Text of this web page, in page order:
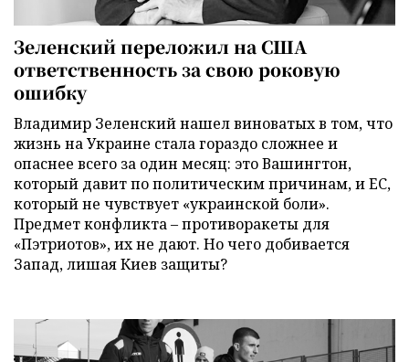
Зеленский переложил на США
ответственность за свою роковую
ошибку
Владимир Зеленский нашел виноватых в том, что
жизнь на Украине стала гораздо сложнее и
опаснее всего за один месяц: это Вашингтон,
который давит по политическим причинам, и ЕС,
который не чувствует «украинской боли».
Предмет конфликта – противоракеты для
«Пэтриотов», их не дают. Но чего добивается
Запад, лишая Киев защиты?